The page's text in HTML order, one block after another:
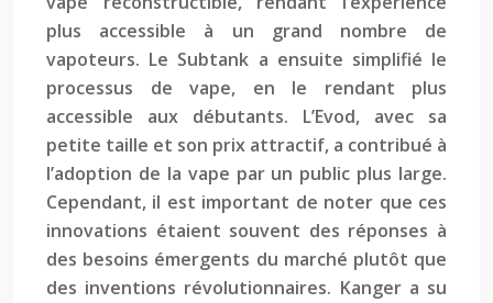
plus accessible à un grand nombre de
vapoteurs. Le Subtank a ensuite simplifié le
processus de vape, en le rendant plus
accessible aux débutants. L’Evod, avec sa
petite taille et son prix attractif, a contribué à
l’adoption de la vape par un public plus large.
Cependant, il est important de noter que ces
innovations étaient souvent des réponses à
des besoins émergents du marché plutôt que
des inventions révolutionnaires. Kanger a su